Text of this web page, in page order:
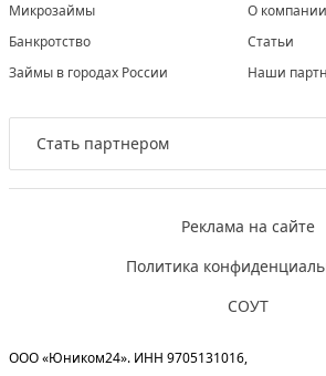
Микрозаймы
Банкротство
Займы в городах России
О компании
Статьи
Наши
Стать партнером
Реклама на сайте
Политика
СОУТ
ООО «Юником24». ИНН 9705131016,